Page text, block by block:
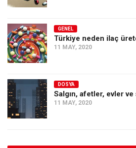
GENEL
Türkiye neden ilaç
11 MAY, 2020
DOSYA
Salgın, afetler, evler
11 MAY, 2020